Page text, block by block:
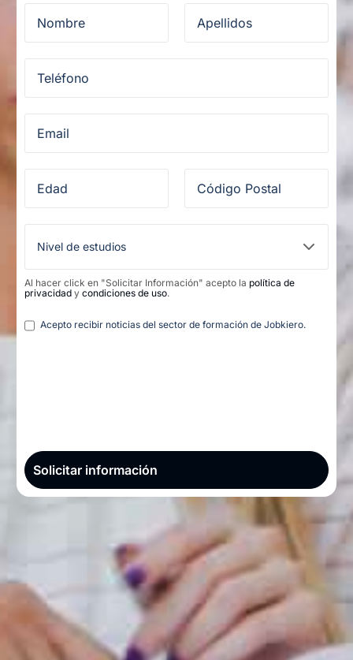
Al hacer click en "Solicitar Información" acepto la política de
privacidad y condiciones de uso.
Legal
Acepto recibir noticias del sector de formación de Jobkiero.